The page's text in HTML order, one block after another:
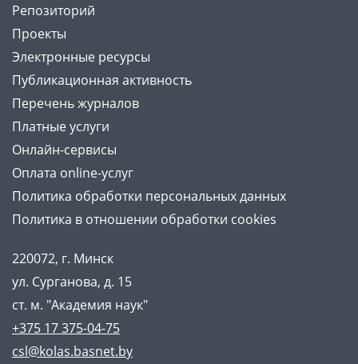
Репозиторий
Проекты
Электронные ресурсы
Публикационная активность
Перечень журналов
Платные услуги
Онлайн-сервисы
Оплата online-услуг
Политика обработки персональных данных
Политика в отношении обработки cookies
220072, г. Минск
ул. Сурганова, д. 15
ст. м. "Академия наук"
+375 17 375-04-75
csl@kolas.basnet.by